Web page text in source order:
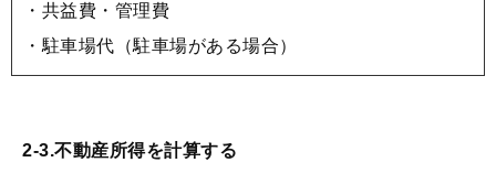
・共益費・管理費
・駐車場代（駐車場がある場合）
2-3.不動産所得を計算する